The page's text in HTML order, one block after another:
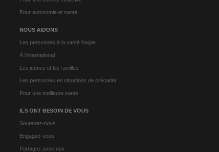
Pour autonomie et santé
NOUS AIDONS
Les personnes à la santé fragile
À l’international
Les jeunes et les familles
Les personnes en situations de précarité
Pour une meilleure santé
ILS ONT BESOIN DE VOUS
Soutenez-nous
Engagez-vous
Partagez avec eux